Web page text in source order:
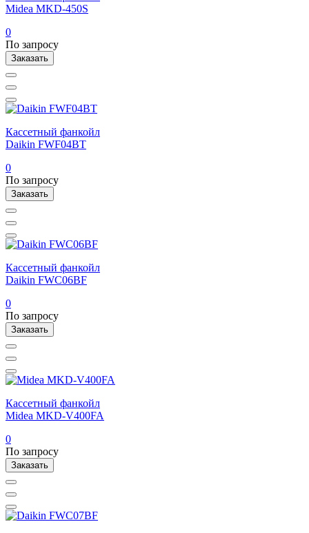
Midea MKD-450S
0
По запросу
Заказать
Кассетный фанкойл
Daikin FWF04BT
0
По запросу
Заказать
Кассетный фанкойл
Daikin FWC06BF
0
По запросу
Заказать
Кассетный фанкойл
Midea MKD-V400FA
0
По запросу
Заказать